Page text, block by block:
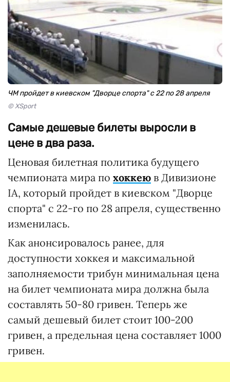
ЧМ пройдет в киевском "Дворце спорта" с 22 по 28 апреля
© XSport
Самые дешевые билеты выросли в
цене в два раза.
Ценовая билетная политика будущего
чемпионата мира по хоккею в Дивизионе
IA, который пройдет в киевском "Дворце
спорта" с 22-го по 28 апреля, существенно
изменилась.
Как анонсировалось ранее, для
доступности хоккея и максимальной
заполняемости трибун минимальная цена
на билет чемпионата мира должна была
составлять 50-80 гривен. Теперь же
самый дешевый билет стоит 100-200
гривен, а предельная цена составляет 1000
гривен.